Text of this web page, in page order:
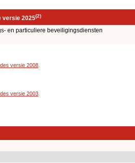
versie 2025(2)
en particuliere beveiligingsdiensten
versie 2008
versie 2003